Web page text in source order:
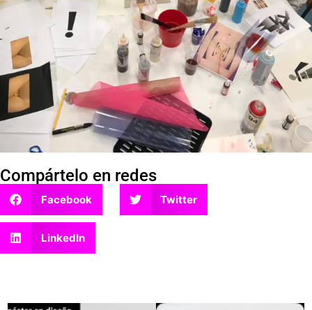
Compártelo en redes
Facebook Twitter
LinkedIn